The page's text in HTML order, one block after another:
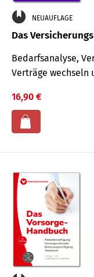
NEUAUFLAGE
Das
Bedarfsanalyse,
Verträge wechseln
16,90 €